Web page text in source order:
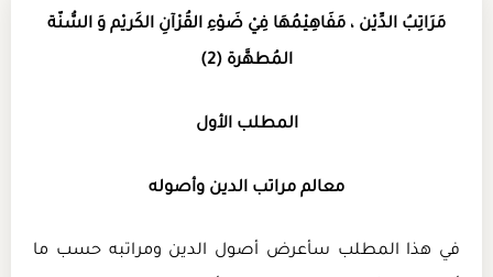
مَرَاتِبُ الدِّيْن ، مَفَاهِيْمُهَا فِيْ ضَوْءِ القُرْآنِ الكَريْم وَ السُّنّة
المُطهَّرة (2)
المطلب الأول
معالم مراتب الدين وأصوله
في هذا المطلب سأعرض أصول الدين ومراتبه حسب ما